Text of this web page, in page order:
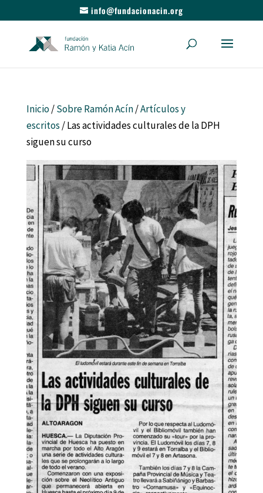
info@fundacionacin.org
Inicio/Sobre Ramón Acín/Artículos y
escritos / Las actividades culturales de la DPH
siguen su curso